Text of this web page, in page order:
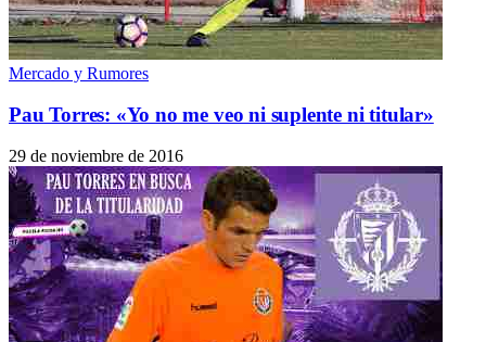
Mercado y Rumores
Pau Torres: «Yo no me veo ni suplente ni titular»
29 de noviembre de 2016